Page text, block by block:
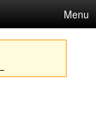
Menu